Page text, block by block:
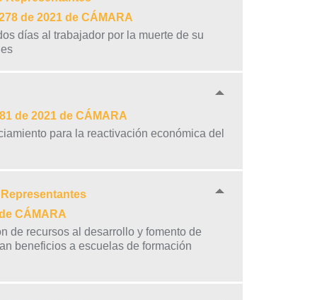
de 2021 de CÁMARA
días al trabajador por la muerte de su
de 2021 de CÁMARA
para la reactivación económica del
CÁMARA
de recursos al desarrollo y fomento de
beneficios a escuelas de formación